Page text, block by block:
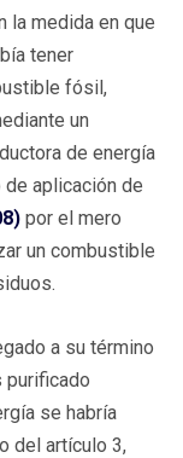
la medida en que
tener
fósil,
un
de energía
aplicación de
por el mero
un combustible
a su término
purificado
se habría
del artículo 3,